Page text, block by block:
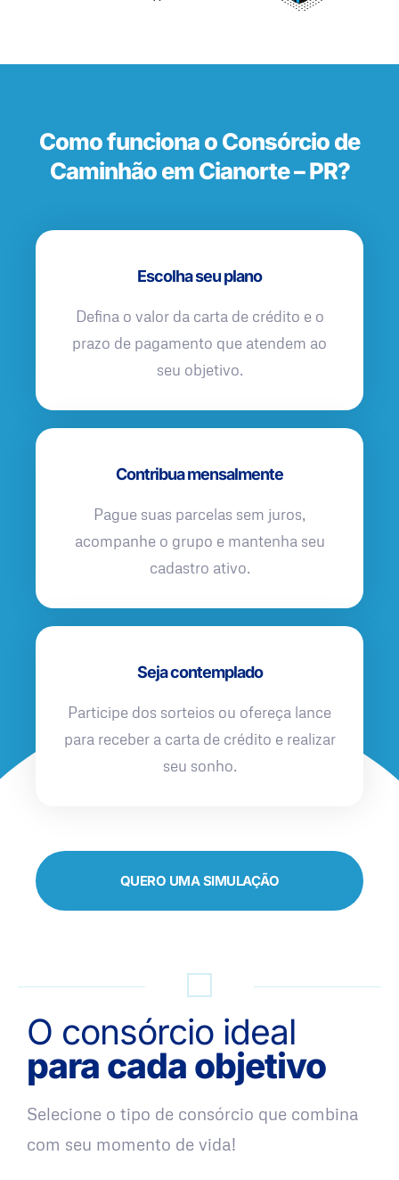
Como funciona o Consórcio de
Caminhão em Cianorte – PR?
Escolha seu plano
Defina o valor da carta de crédito e o
prazo de pagamento que atendem ao
seu objetivo.
Contribua mensalmente
Pague suas parcelas sem juros,
acompanhe o grupo e mantenha seu
cadastro ativo.
Seja contemplado
Participe dos sorteios ou ofereça lance
para receber a carta de crédito e realizar
seu sonho.
QUERO UMA SIMULAÇÃO
O consórcio ideal
para cada objetivo
Selecione o tipo de consórcio que combina
com seu momento de vida!